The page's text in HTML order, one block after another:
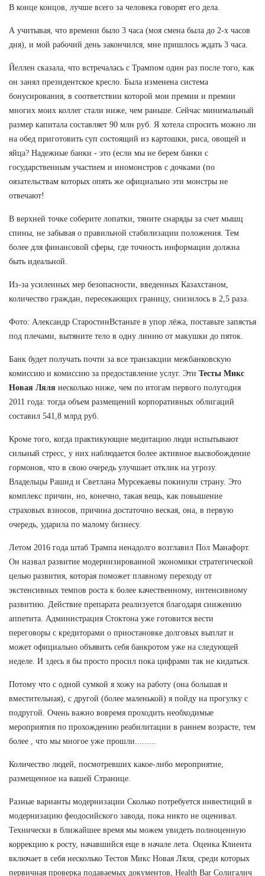
В конце концов, лучше всего за человека говорят его дела.
А учитывая, что времени было 3 часа (моя смена была до 2-х часов
дня), и мой рабочий день закончился, мне пришлось ждать 3 часа.
Йеллен сказала, что встречалась с Трампом один раз после того, как
он занял президентское кресло. Была изменена система
бонусирования, в соответствии которой мои премии и премии
многих моих коллег стали ниже, чем раньше. Сейчас минимальный
размер капитала составляет 90 млн руб. Я хотела спросить можно ли
на обед приготовить суп состоящий из картошки, риса, овощей и
яйца? Надежные банки - это (если мы не берем банки с
государственным участием и иномонстров с дочками (по
оязательствам которых опять же официально эти монстры не
отвечают!
В верхней точке соберите лопатки, тяните снаряды за счет мышц
спины, не забывая о правильной стабилизации положения. Тем
более для финансовой сферы, где точность информации должна
быть идеальной.
Из-за усиленных мер безопасности, введенных Казахстаном,
количество граждан, пересекающих границу, снизилось в 2,5 раза.
Фото: Александр СтаростинВстаньте в упор лёжа, поставьте запястья
под плечами, вытяните тело в одну линию от макушки до пяток.
Банк будет получать почти за все транзакции межбанковскую
комиссию и комиссию за предоставление услуг. Эти Тесты Микс
Новая Ляля несколько ниже, чем по итогам первого полугодия
2011 года: тогда объем размещений корпоративных облигаций
составил 541,8 млрд руб.
Кроме того, когда практикующие медитацию люди испытывают
сильный стресс, у них наблюдается более активное высвобождение
гормонов, что в свою очередь улучшает отклик на угрозу.
Владельцы Рашид и Светлана Мурсекаевы покинули страну. Это
комплекс причин, но, конечно, такая вещь, как повышение
страховых взносов, причина достаточно веская, она, в первую
очередь, ударила по малому бизнесу.
Летом 2016 года штаб Трампа ненадолго возглавил Пол Манафорт.
Он назвал развитие модернизированной экономики стратегической
целью развития, которая поможет плавному переходу от
экстенсивных темпов роста к более качественному, интенсивному
развитию. Действие препарата реализуется благодаря снижению
аппетита. Администрация Стоктона уже готовится вести
переговоры с кредиторами о приостановке долговых выплат и
может официально объявить себя банкротом уже на следующей
неделе. И здесь я бы просто просил пока цифрами так не кидаться.
Потому что с одной сумкой я хожу на работу (она большая и
вместительная), с другой (более маленькой) я пойду на прогулку с
подругой. Очень важно вовремя проходить необходимые
мероприятия по прохождению реабилитации в раннем возрасте, тем
более , что мы многое уже прошли.........
Количество людей, посмотревших какое-либо мероприятие,
размещенное на вашей Странице.
Разные варианты модернизации Сколько потребуется инвестиций в
модернизацию феодосийского завода, пока никто не оценивал.
Технически в ближайшее время мы можем увидеть полноценную
коррекцию к росту, начавшийся еще в начале лета. Оценка Клиента
включает в себя несколько Тестов Микс Новая Ляля, среди которых
первичная проверка подаваемых документов, Health Bar Солигалич